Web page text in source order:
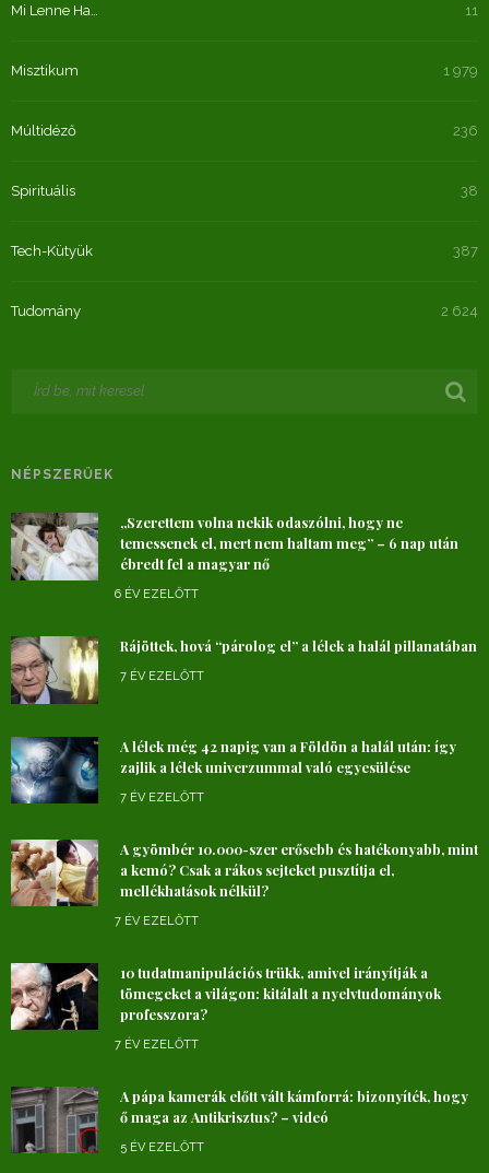
Mi Lenne Ha… 11
Misztikum 1 979
Múltidéző 236
Spirituális 38
Tech-Kütyük 387
Tudomány 2 624
NÉPSZERŰEK
„Szerettem volna nekik odaszólni, hogy ne
temessenek el, mert nem haltam meg” – 6 nap után
ébredt fel a magyar nő
6 ÉV EZELŐTT
Rájöttek, hová “párolog el” a lélek a halál pillanatában
7 ÉV EZELŐTT
A lélek még 42 napig van a Földön a halál után: így
zajlik a lélek univerzummal való egyesülése
7 ÉV EZELŐTT
A gyömbér 10.000-szer erősebb és hatékonyabb, mint
a kemó? Csak a rákos sejteket pusztítja el,
mellékhatások nélkül?
7 ÉV EZELŐTT
10 tudatmanipulációs trükk, amivel irányítják a
tömegeket a világon: kitálalt a nyelvtudományok
professzora?
7 ÉV EZELŐTT
A pápa kamerák előtt vált kámforrá: bizonyíték, hogy
ő maga az Antikrisztus? – videó
5 ÉV EZELŐTT